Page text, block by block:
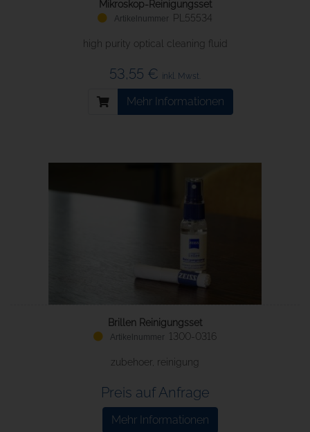
Mikroskop-Reinigungsset
PL55534
high purity optical cleaning fluid
53,55 € inkl. Mwst.
Mehr Informationen
Brillen Reinigungsset
1300-0316
zubehoer, reinigung
Preis auf Anfrage
Mehr Informationen